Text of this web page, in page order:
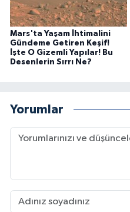
Mars'ta Yaşam İhtimalini
Gündeme Getiren Keşif!
İşte O Gizemli Yapılar! Bu
Desenlerin Sırrı Ne?
Yorumlar